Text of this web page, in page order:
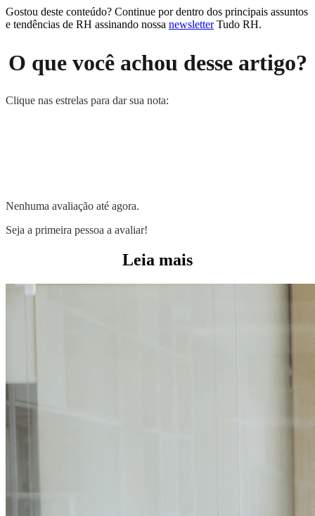
Gostou deste conteúdo? Continue por dentro dos principais assuntos
e tendências de RH assinando nossa newsletterTudo RH.
O que você achou desse artigo?
Clique nas estrelas para dar sua nota:
Nenhuma avaliação até agora.
Seja a primeira pessoa a avaliar!
Leia mais